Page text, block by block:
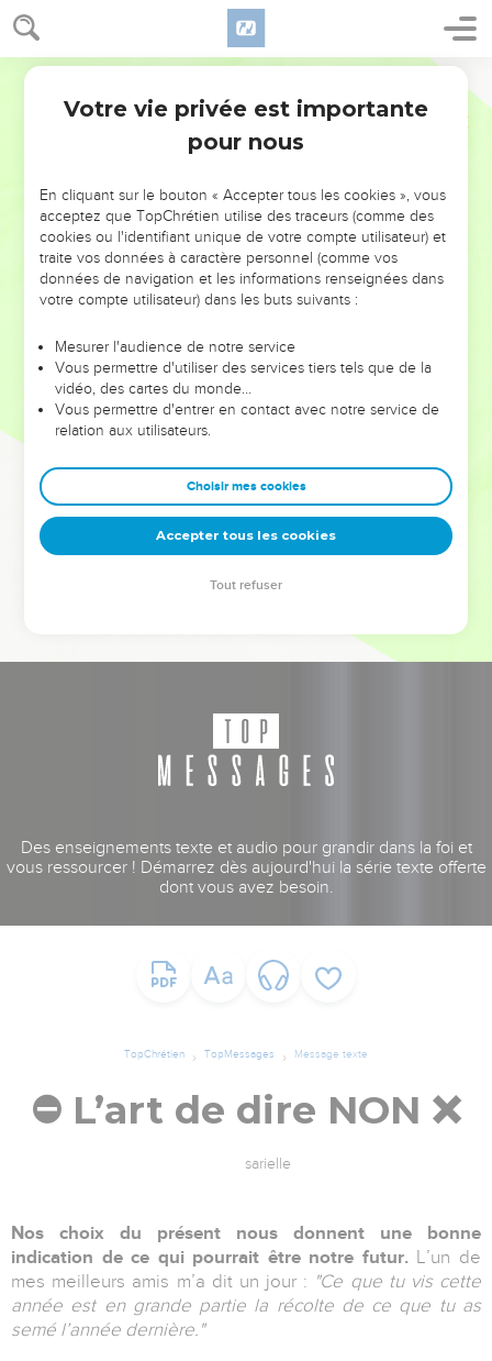
NE MANQUEZ PAS L’ÉVÉNEMENT
DE L’ANNÉE !
ET SI LEURS ERREURS POUVAIENT VOUS ÉVITER LES
VOTRES ?
leur foi ou leur vision. Mais on voit moins les doutes, les erreurs
et les saisons difficiles qu'ils ont traversés, alors même que ce
sont elles qui les ont façonnés.
Dans cette conférence, leaders, entrepreneurs, et responsables
clés pour avancer avec plus de sagesse afin que leurs erreurs
deviennent vos tremplins. Que vous guidiez un ministère, une
équipe, un groupe ou une famille, leur expérience est faite
pour vous.
Des enseignements texte et audio pour grandir dans la foi et
vous ressourcer ! Démarrez dès aujourd'hui la série texte offerte
dont vous avez besoin.
TopChrétien TopMessages Message texte
⛔️ L’art de dire NON ❌
sarielle
Nos choix du présent nous donnent une bonne
indication de ce qui pourrait être notre futur. L’un de
mes meilleurs amis m’a dit un jour : "Ce que tu vis cette
année est en grande partie la récolte de ce que tu as
semé l’année dernière."
Votre vie privée est importante
pour nous
En cliquant sur le bouton « Accepter tous les cookies », vous
acceptez que TopChrétien utilise des traceurs (comme des
cookies ou l'identifiant unique de votre compte utilisateur) et
traite vos données à caractère personnel (comme vos
données de navigation et les informations renseignées dans
votre compte utilisateur) dans les buts suivants :
Mesurer l'audience de notre service
Vous permettre d'utiliser des services tiers tels que de la
vidéo, des cartes du monde…
Vous permettre d'entrer en contact avec notre service de
relation aux utilisateurs.
Choisir mes cookies
Accepter tous les cookies
Tout refuser